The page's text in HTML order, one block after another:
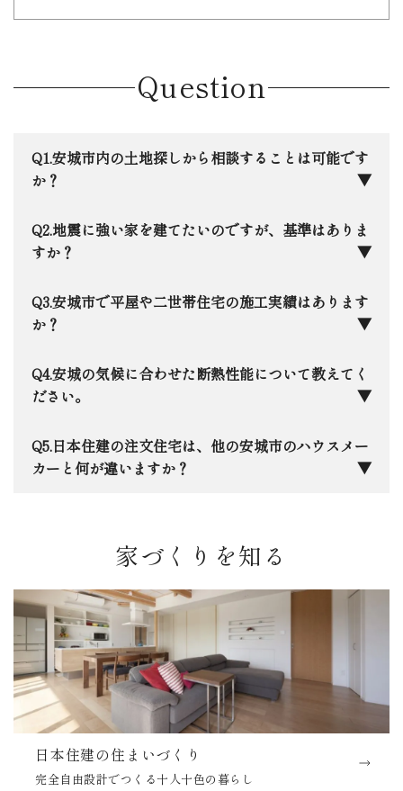
Question
安城市内の土地探しから相談することは可能です
か？
もちろんです。安城市に本社を構える地元企業と
して、ネットには載らないような地元の土地情報も
らぽーと安城」周辺から、落ち着いた学区まで、住
宅のプロの目線で「お客様にとって本当にいい家が
地震に強い家を建てたいのですが、基準はありま
すか？
日本住建では、全棟で最高等級の「耐震等級3」
をクリアするのはもちろん、さらに踏み込んだ許容
計算による構造解析も実施しています。万が一の震
災時に「自分の家が一番安全な避難所」として、家
ています。
安城市で平屋や二世帯住宅の施工実績はあります
か？
はい、安城市内でも数多くの実績がございます。
私たちは完全自由設計ですので、「趣味を楽しめる
帯」など、決まった形はありません。実際の施工事
例をご覧いただきながら、ご家族に合わせた最適な
安城の気候に合わせた断熱性能について教えてく
ださい。
三河エリア特有の「夏の蒸し暑さ」と「冬の底冷
え」は意外と厳しいものです。当社ではHEAT20
を抑えながら、一年中素足で過ごせる心地よさを大
日本住建の注文住宅は、他の安城市のハウスメー
カーと何が違いますか？
性能とデザインのバランス、そして創業50年で培っ
た「設計の自由度」と「地元への責任感」です。大
手の安心感と地元の工務店のような細やかさ、その
両方を兼ね備えていると自負しています。安城に本
社があるからこそ、お引き渡し後のメンテナンスに
も迅速に駆けつけます。
家づくりを知る
日本住建の住まいづくり
完全自由設計でつくる十人十色の暮らし